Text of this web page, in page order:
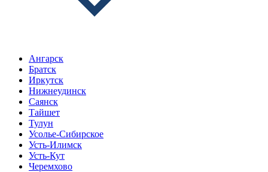
Ангарск
Братск
Иркутск
Нижнеудинск
Саянск
Тайшет
Тулун
Усолье-Сибирское
Усть-Илимск
Усть-Кут
Черемхово